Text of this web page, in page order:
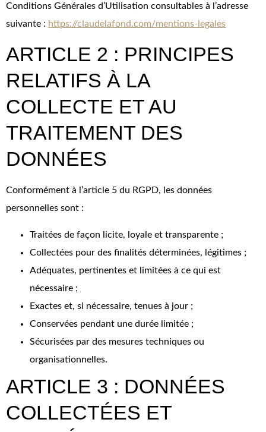
Conditions Générales d’Utilisation consultables à l’adresse
suivante : https://claudelafond.com/mentions-legales
ARTICLE 2 : PRINCIPES
RELATIFS À LA
COLLECTE ET AU
TRAITEMENT DES
DONNÉES
Conformément à l’article 5 du RGPD, les données
personnelles sont :
Traitées de façon licite, loyale et transparente ;
Collectées pour des finalités déterminées, légitimes ;
Adéquates, pertinentes et limitées à ce qui est
nécessaire ;
Exactes et, si nécessaire, tenues à jour ;
Conservées pendant une durée limitée ;
Sécurisées par des mesures techniques ou
organisationnelles.
ARTICLE 3 : DONNÉES
COLLECTÉES ET